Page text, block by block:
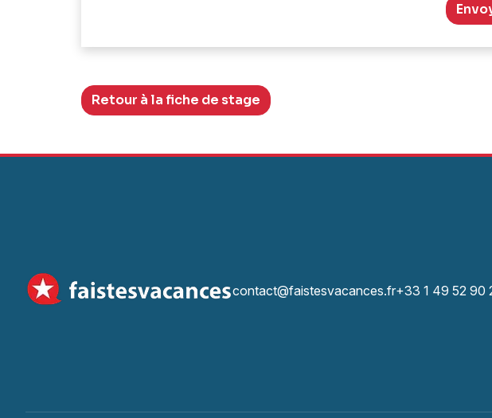
Retour à la fiche de stage
contact@faistesvacances.fr+33 1 49 52 90